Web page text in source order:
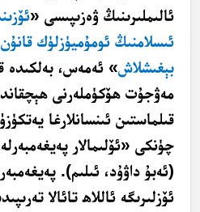
ئالىملىرىنىڭ ۋەزىپىسى «
ئىسلامنىڭ ئومۇميۈزلۈك
بېغىشلاش» ئەمەس، بەلكىدە
مەۋجۇتھۆكۈملەرنى
قىلماستىن ئىنسانلارغا
چۈنكى «ئۆلىمالار
(ئەبۇ داۋۇد، ئىلىم).
ئۆزلىرىگە ئاللاھ تائالا